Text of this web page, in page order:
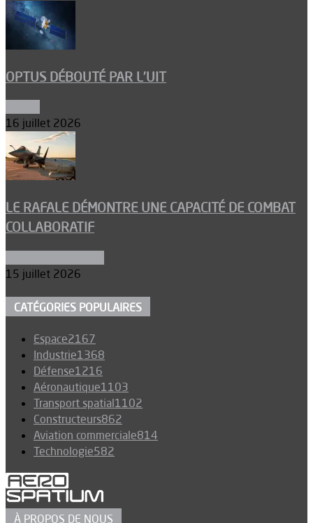
OPTUS DÉBOUTÉ PAR L’UIT
16 juillet 2026
LE RAFALE DÉMONTRE UNE CAPACITÉ DE COMBAT
COLLABORATIF
15 juillet 2026
CATÉGORIES POPULAIRES
Espace2167
Industrie1368
Défense1216
Aéronautique1103
Transport spatial1102
Constructeurs862
Aviation commerciale814
Technologie582
À PROPOS DE NOUS